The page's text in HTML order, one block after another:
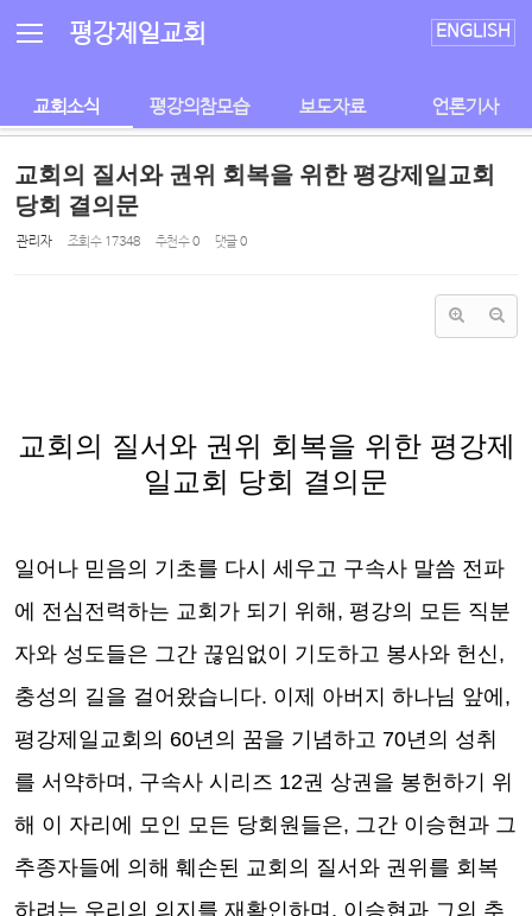
평강제일교회 ENGLISH
교회소식 평강의참모습 보도자료 언론기사
교회의 질서와 권위 회복을 위한 평강제일교회
당회 결의문
관리자 조회 수 17348 추천 수0 댓글0
교회의 질서와 권위 회복을 위한 평강제
일교회 당회 결의문
일어나 믿음의 기초를 다시 세우고 구속사 말씀 전파
에 전심전력하는 교회가 되기 위해 , 평강의 모든 직분
자와 성도들은 그간 끊임없이 기도하고 봉사와 헌신,
충성의 길을 걸어왔습니다. 이제 아버지 하나님 앞에 ,
평강제일교회의 60년의 꿈을 기념하고 70년의 성취
를 서약하며 , 구속사 시리즈 12권 상권을 봉헌하기 위
해 이 자리에 모인 모든 당회원들은, 그간 이승현과 그
추종자들에 의해 훼손된 교회의 질서와 권위를 회복
하려는 우리의 의지를 재확인하며 , 이승현과 그의 추